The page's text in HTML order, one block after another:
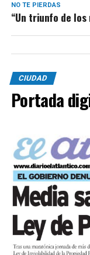
NO TE PIERDAS
“Un triunfo de los
CIUDAD
Portada